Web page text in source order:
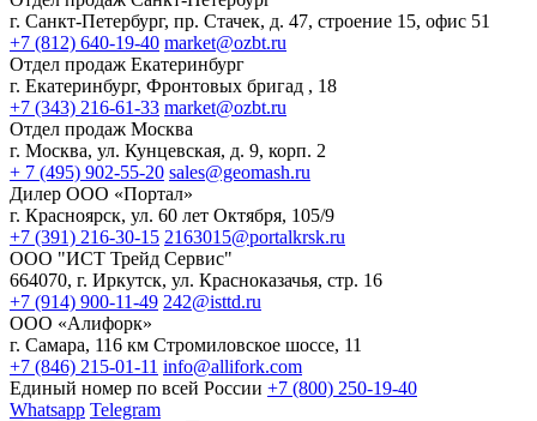
г. Санкт-Петербург, пр. Стачек, д. 47, строение 15, офис 51
+7 (812) 640-19-40 market@ozbt.ru
Отдел продаж Екатеринбург
г. Екатеринбург, Фронтовых бригад , 18
+7 (343) 216-61-33 market@ozbt.ru
Отдел продаж Москва
г. Москва, ул. Кунцевская, д. 9, корп. 2
+ 7 (495) 902-55-20 sales@geomash.ru
Дилер ООО «Портал»
г. Красноярск, ул. 60 лет Октября, 105/9
+7 (391) 216-30-15 2163015@portalkrsk.ru
ООО "ИСТ Трейд Сервис"
664070, г. Иркутск, ул. Красноказачья, стр. 16
+7 (914) 900-11-49 242@isttd.ru
ООО «Алифорк»
г. Самара, 116 км Стромиловское шоссе, 11
+7 (846) 215-01-11 info@allifork.com
Единый номер по всей России +7 (800) 250-19-40
Whatsapp Telegram